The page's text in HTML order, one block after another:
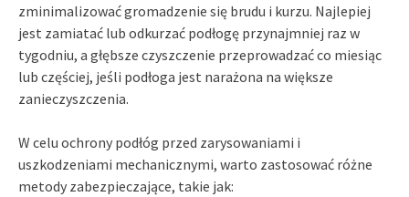
zminimalizować gromadzenie się brudu i kurzu. Najlepiej
jest zamiatać lub odkurzać podłogę przynajmniej raz w
tygodniu, a głębsze czyszczenie przeprowadzać co miesiąc
lub częściej, jeśli podłoga jest narażona na większe
zanieczyszczenia.
W celu ochrony podłóg przed zarysowaniami i
uszkodzeniami mechanicznymi, warto zastosować różne
metody zabezpieczające, takie jak: